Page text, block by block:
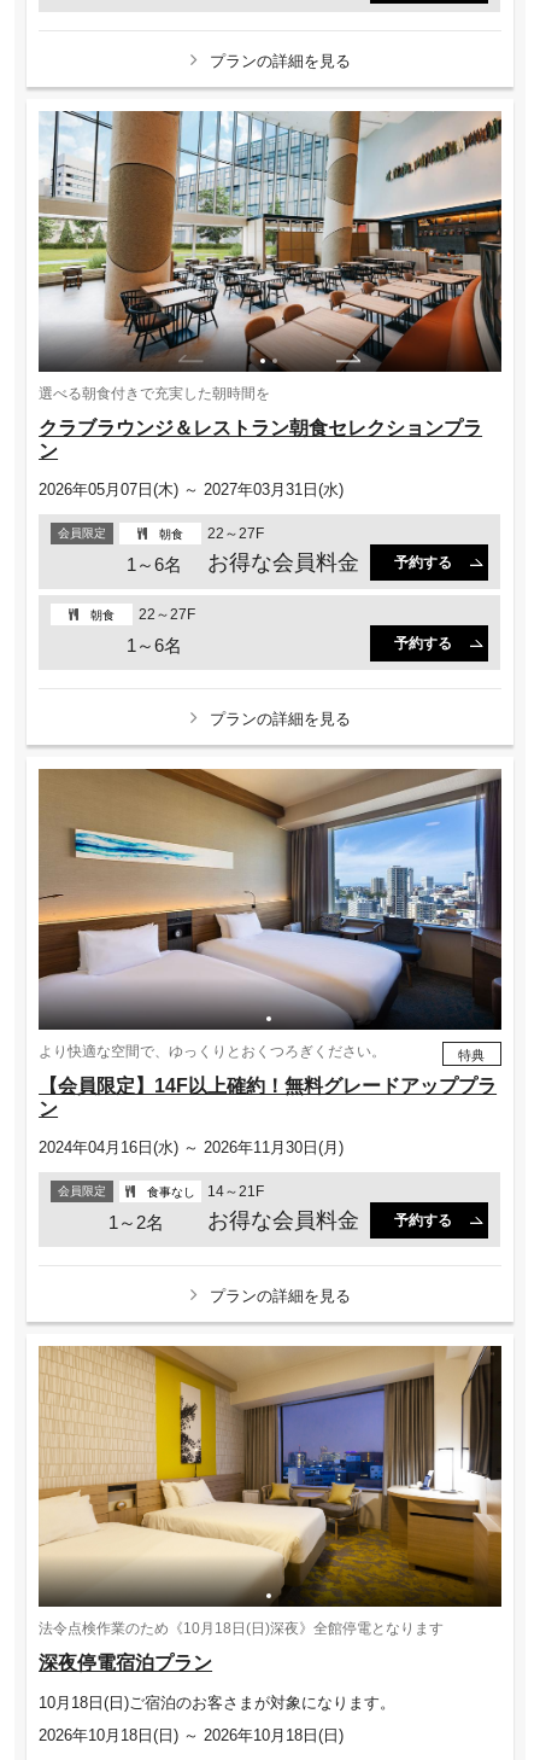
プランの詳細を見る
選べる朝食付きで充実した朝時間を
クラブラウンジ＆レストラン朝食セレクションプラ
ン
2026年05月07日(木) ～ 2027年03月31日(水)
会員限定 朝食 22～27F
1～6名 お得な会員料金 予約する
朝食 22～27F
1～6名 予約する
プランの詳細を見る
より快適な空間で、ゆっくりとおくつろぎください。
【会員限定】14F以上確約！無料グレードアッププラ
ン
特典
2024年04月16日(水) ～ 2026年11月30日(月)
会員限定 食事なし 14～21F
1～2名 お得な会員料金 予約する
プランの詳細を見る
法令点検作業のため《10月18日(日)深夜》全館停電となります
深夜停電宿泊プラン
10月18日(日)ご宿泊のお客さまが対象になります。
2026年10月18日(日) ～ 2026年10月18日(日)